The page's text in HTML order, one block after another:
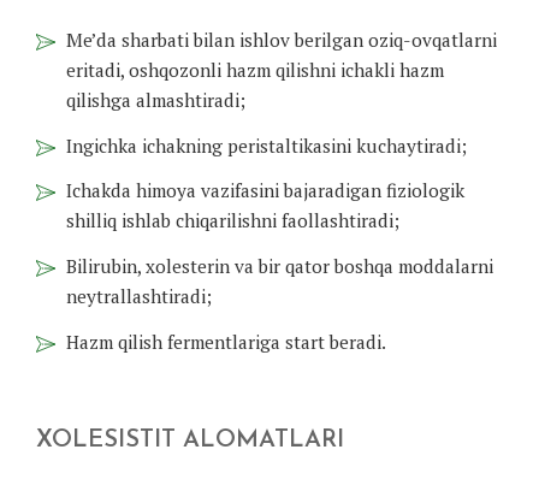
Me’da sharbati bilan ishlov berilgan oziq-ovqatlarni
eritadi, oshqozonli hazm qilishni ichakli hazm
qilishga almashtiradi;
Ingichka ichakning peristaltikasini kuchaytiradi;
Ichakda himoya vazifasini bajaradigan fiziologik
shilliq ishlab chiqarilishni faollashtiradi;
Bilirubin, xolesterin va bir qator boshqa moddalarni
neytrallashtiradi;
Hazm qilish fermentlariga start beradi.
XOLESISTIT ALOMATLARI